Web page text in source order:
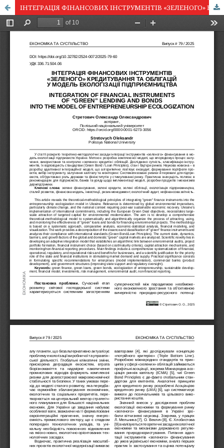
ІНТЕГРАЦІЯ ФІНАНСОВИХ ІНСТРУМЕНТІВ «ЗЕЛЕНОГО» КРЕДИТУВАННЯ ТА ОБЛІГАЦІЙ У МОДЕЛЬ ЕКОЛОГІЗАЦІЇ ПІДПРИЄМНИЦТВА